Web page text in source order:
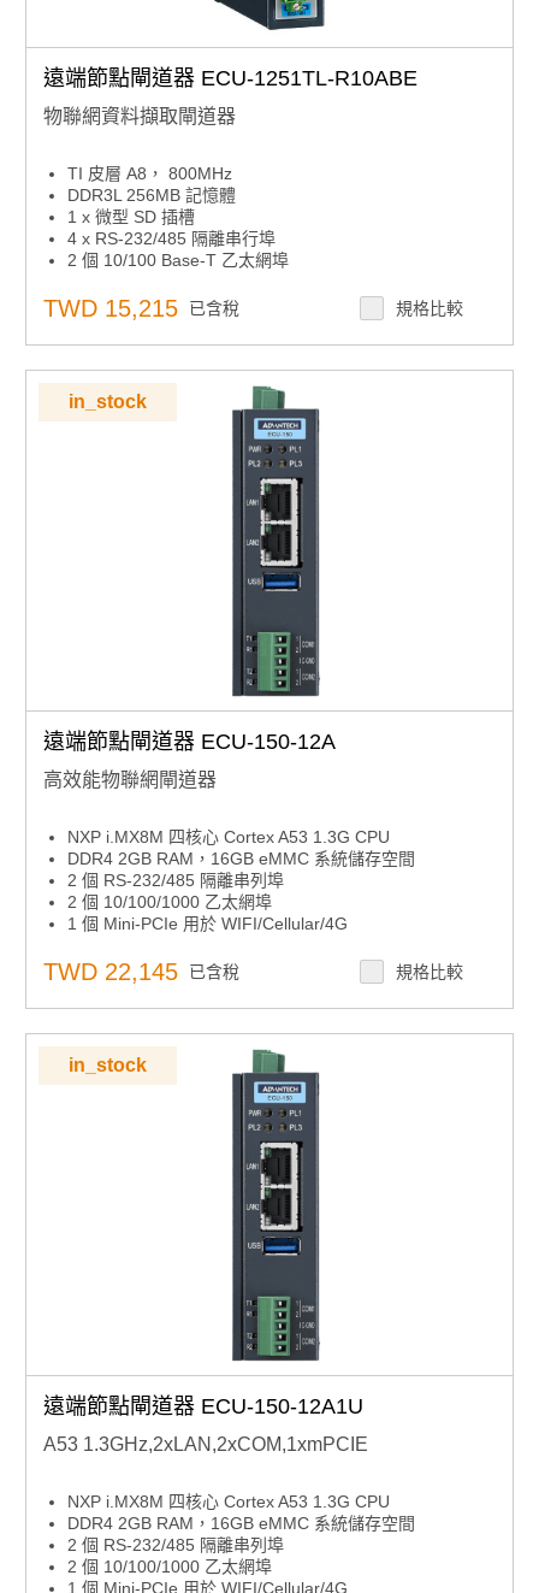
遠端節點閘道器 ECU-1251TL-R10ABE
物聯網資料擷取閘道器
TI 皮層 A8， 800MHz
DDR3L 256MB 記憶體
1 x 微型 SD 插槽
4 x RS-232/485 隔離串行埠
2 個 10/100 Base-T 乙太網埠
支援網路服務，實現遠端在線監控
支援SD卡和在線韌體更新
支援Modbus，IEC-60870-101/104協定
支援SD卡上的數據記錄器
紅色合規性
工作溫度 -40~70°C
TWD 15,215 已含稅 規格比較
in_stock
遠端節點閘道器 ECU-150-12A
高效能物聯網閘道器
NXP i.MX8M 四核心 Cortex A53 1.3G CPU
DDR4 2GB RAM，16GB eMMC 系統儲存空間
2 個 RS-232/485 隔離串列埠
2 個 10/100/1000 乙太網埠
1 個 Mini-PCIe 用於 WIFI/Cellular/4G
支援 SD 卡和線上韌體更新
支援 Modbus、IEC-60870-5、DNP3.0、OPC-UA、
BACNet 協議
支援 SD 卡上的數據記錄器
TWD 22,145 已含稅 規格比較
in_stock
遠端節點閘道器 ECU-150-12A1U
A53 1.3GHz,2xLAN,2xCOM,1xmPCIE
NXP i.MX8M 四核心 Cortex A53 1.3G CPU
DDR4 2GB RAM，16GB eMMC 系統儲存空間
2 個 RS-232/485 隔離串列埠
2 個 10/100/1000 乙太網埠
1 個 Mini-PCIe 用於 WIFI/Cellular/4G